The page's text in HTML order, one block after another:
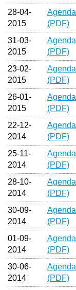
28-04-
2015
Agenda
(PDF)
31-03-
2015
Agenda
(PDF)
23-02-
2015
Agenda
(PDF)
26-01-
2015
Agenda
(PDF)
22-12-
2014
Agenda
(PDF)
25-11-
2014
Agenda
(PDF)
28-10-
2014
Agenda
(PDF)
30-09-
2014
Agenda
(PDF)
01-09-
2014
Agenda
(PDF)
30-06-
2014
Agenda
(PDF)